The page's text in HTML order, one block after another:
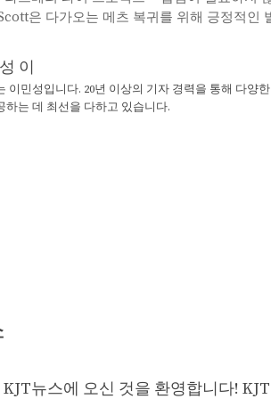
은 다가오는 메츠 복귀를 위해 긍정적인
이
이민성입니다. 20년 이상의 기자 경력을 통해 다양
하는 데 최선을 다하고 있습니다.
뉴스에 오신 것을 환영합니다!